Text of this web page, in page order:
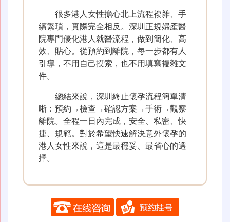
很多港人女性擔心北上流程複雜、手
續繁瑣，實際完全相反。深圳正規婦產醫
院專門優化港人就醫流程，做到簡化、高
效、貼心。從預約到離院，每一步都有人
引導，不用自己摸索，也不用填寫複雜文
件。
總結來說，深圳終止懷孕流程簡單清
晰：預約→檢查→確認方案→手術→觀察
離院。全程一日內完成，安全、私密、快
捷、規範。對於希望快速解決意外懷孕的
港人女性來說，這是最穩妥、最省心的選
擇。